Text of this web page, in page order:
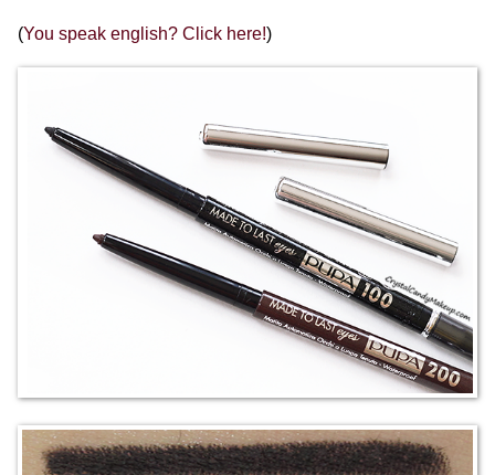
(You speak english? Click here!)